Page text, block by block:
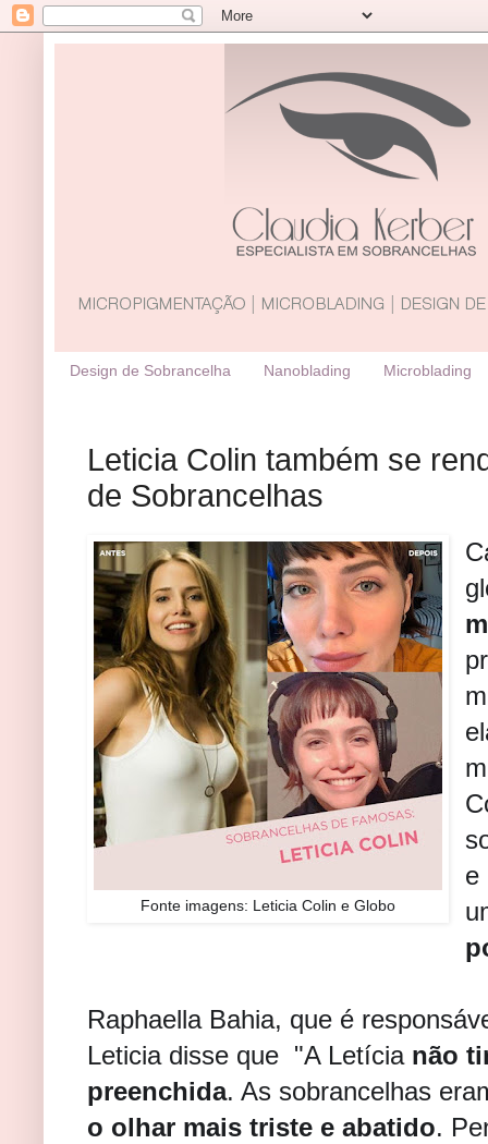
Design de Sobrancelha Nanoblading Microblading
Leticia Colin também se
de Sobrancelhas
Fonte imagens: Leticia Colin e Globo
e
Raphaella Bahia, que é
Leticia disse que "A Letícia não
preenchida. As sobrancelhas
o olhar mais triste e abatido.